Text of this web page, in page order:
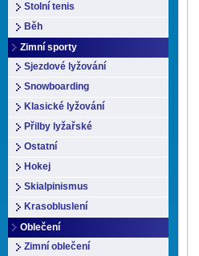
Stolní tenis
Běh
Zimní sporty
Sjezdové lyžování
Snowboarding
Klasické lyžování
Přilby lyžařské
Ostatní
Hokej
Skialpinismus
Krasobluslení
Oblečení
Zimní oblečení